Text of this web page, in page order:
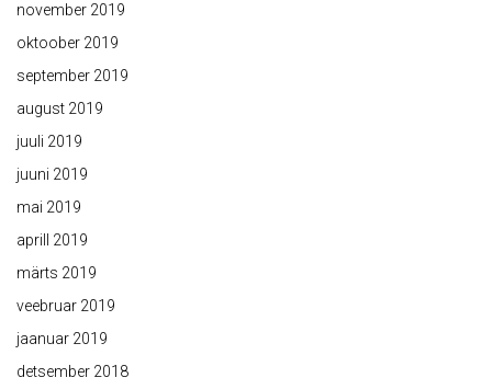
november 2019
oktoober 2019
september 2019
august 2019
juuli 2019
juuni 2019
mai 2019
aprill 2019
märts 2019
veebruar 2019
jaanuar 2019
detsember 2018